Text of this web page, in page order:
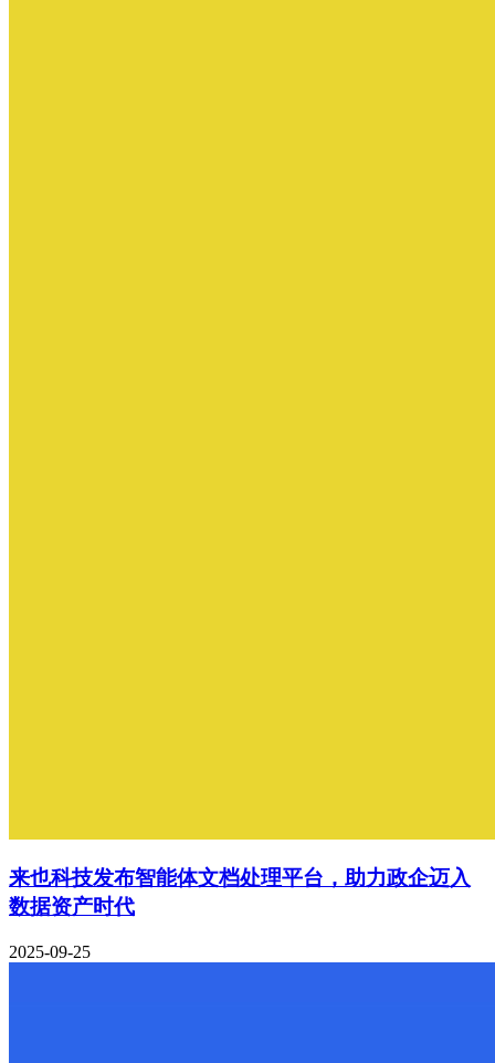
来也科技发布智能体文档处理平台，助力政企迈入
数据资产时代
2025-09-25